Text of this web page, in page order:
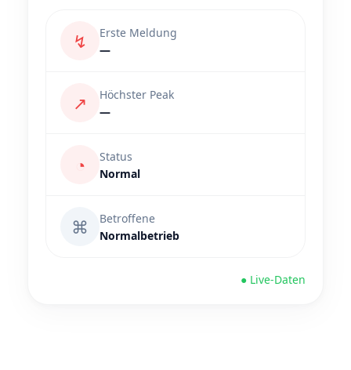
↯
Erste Meldung
—
↗
Höchster Peak
—
◔
Status
Normal
⌘
Betroffene
Normalbetrieb
● Live-Daten